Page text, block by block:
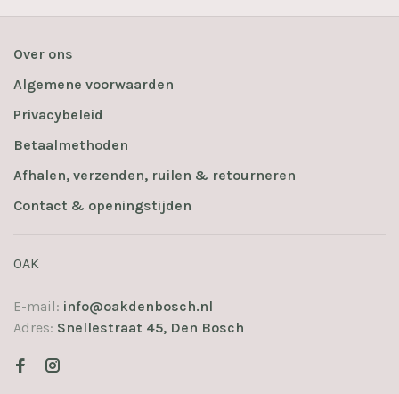
Over ons
Algemene voorwaarden
Privacybeleid
Betaalmethoden
Afhalen, verzenden, ruilen & retourneren
Contact & openingstijden
OAK
E-mail: info@oakdenbosch.nl
Adres: Snellestraat 45, Den Bosch